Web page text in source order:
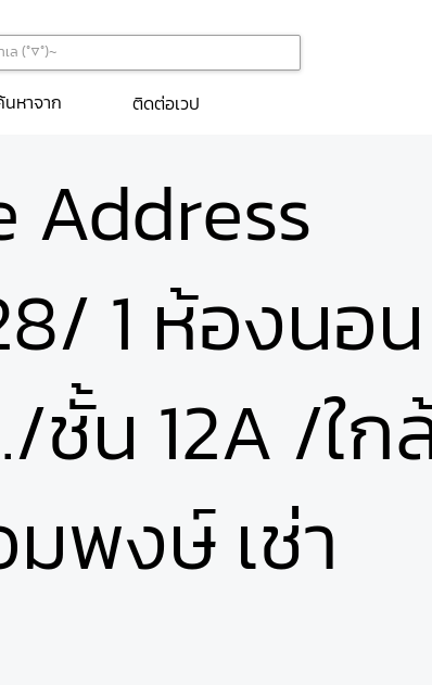
ติดต่อเวป
นหาจาก
Address
1 ห้องนอน
ชั้น 12A /ใก
พงษ์ เช่า